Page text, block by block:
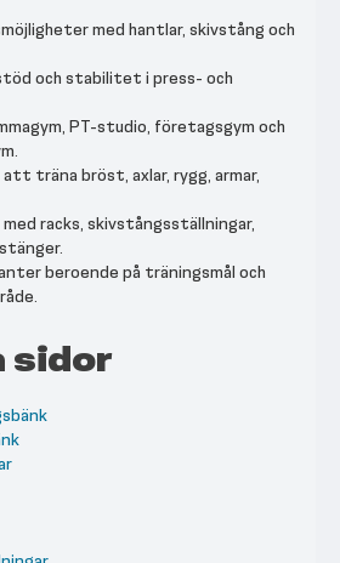
med hantlar, skivstång och
och stabilitet i press- och
PT-studio, företagsgym och
träna bröst, axlar, rygg, armar,
med racks, skivstångsställningar,
beroende på träningsmål och
sidor